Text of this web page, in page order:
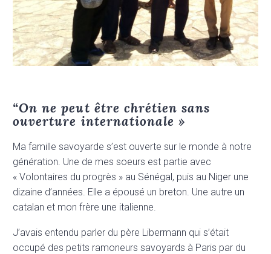
“On ne peut être chrétien sans
ouverture internationale »
Ma famille savoyarde s’est ouverte sur le monde à notre
génération. Une de mes soeurs est partie avec
« Volontaires du progrès » au Sénégal, puis au Niger une
dizaine d’années. Elle a épousé un breton. Une autre un
catalan et mon frère une italienne.
J’avais entendu parler du père Libermann qui s’était
occupé des petits ramoneurs savoyards à Paris par du